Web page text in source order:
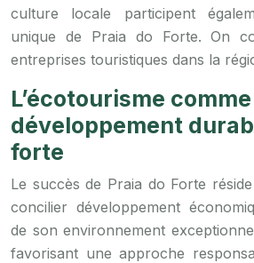
culture locale participent
unique de Praia do Forte. On
entreprises touristiques dans la
L’écotourisme
développement
forte
Le succès de Praia do Forte
concilier développement
de son environnement
favorisant une approche